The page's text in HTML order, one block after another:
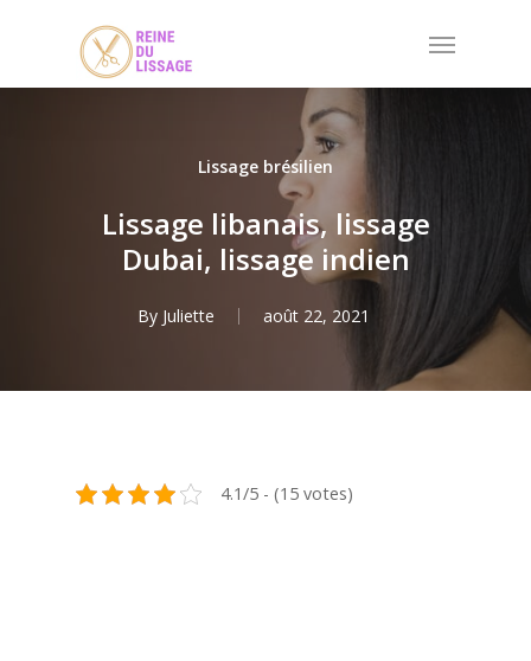
Menu
Lissage brésilien
Lissage libanais, lissage
Dubai, lissage indien
By Juliette août 22, 2021
4.1/5 - (15 votes)